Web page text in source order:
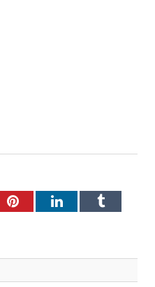
PinterestLinkedInTumblr